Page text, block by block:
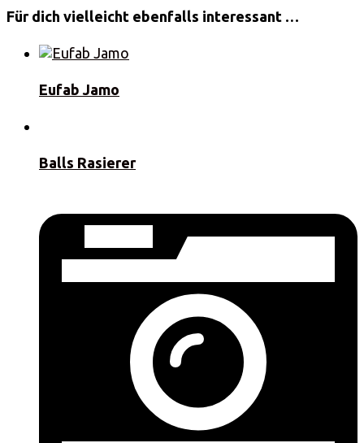
Für dich vielleicht ebenfalls interessant …
Eufab Jamo
Balls Rasierer